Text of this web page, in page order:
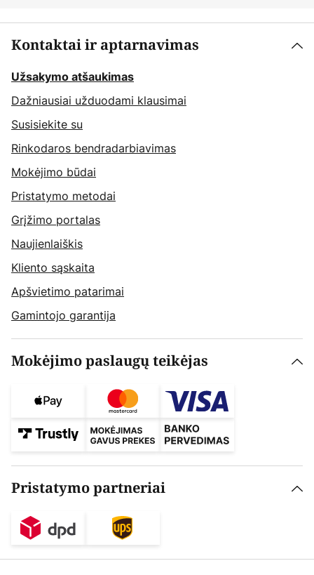
Kontaktai ir aptarnavimas
Užsakymo atšaukimas
Dažniausiai užduodami klausimai
Susisiekite su
Rinkodaros bendradarbiavimas
Mokėjimo būdai
Pristatymo metodai
Grįžimo portalas
Naujienlaiškis
Kliento sąskaita
Apšvietimo patarimai
Gamintojo garantija
Mokėjimo paslaugų teikėjas
Pristatymo partneriai